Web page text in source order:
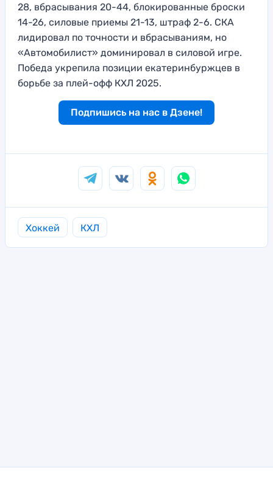
28, вбрасывания 20-44, блокированные броски
14-26, силовые приемы 21-13, штраф 2-6. СКА
лидировал по точности и вбрасываниям, но
«Автомобилист» доминировал в силовой игре.
Победа укрепила позиции екатеринбуржцев в
борьбе за плей-офф КХЛ 2025.
Подпишись на нас в Дзене!
Хоккей КХЛ